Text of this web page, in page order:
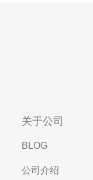
关于公司
BLOG
公司介绍